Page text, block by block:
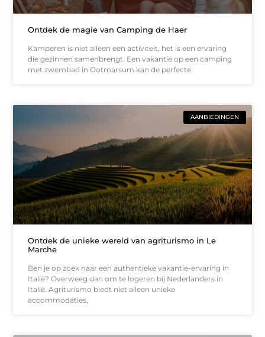
Ontdek de magie van Camping de Haer
Kamperen is niet alleen een activiteit, het is een ervaring
die gezinnen samenbrengt. Een vakantie op een camping
met zwembad in Ootmarsum kan de perfecte
AANBIEDINGEN
Ontdek de unieke wereld van agriturismo in Le
Marche
Ben je op zoek naar een authentieke vakantie-ervaring in
Italië? Overweeg dan om te logeren bij Nederlanders in
Italië. Agriturismo biedt niet alleen unieke
accommodaties,